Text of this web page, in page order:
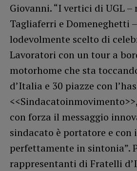
Giovanni. “I vertici di UGL –
Tagliaferri e Domeneghetti
lodevolmente scelto di
Lavoratori con un tour a
motorhome che sta
d’Italia e 30 piazze con
con forza il messaggio
sindacato è portatore e con
perfettamente in sintonia”.
rappresentanti di Fratelli